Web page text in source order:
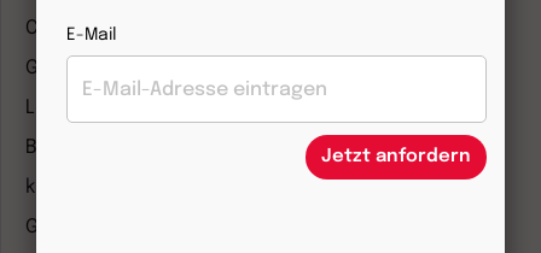
COMMUNIO
Gemeinsam Glauben
Lebensspuren
Bibel lesen
kunst und kirche
Gottesdienst
E-Mail
Jetzt anfordern